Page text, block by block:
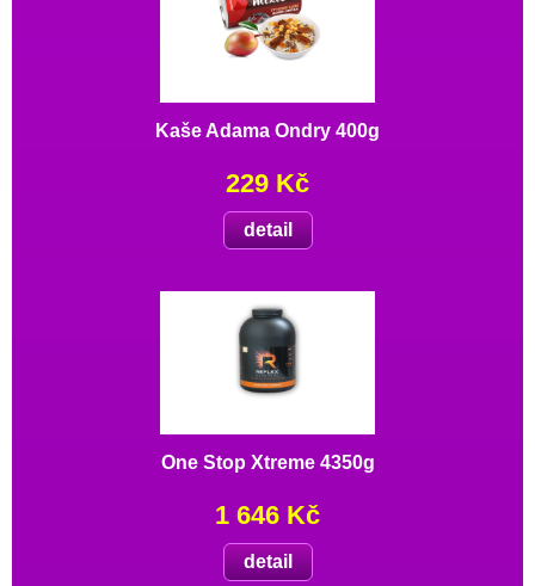
Kaše Adama Ondry 400g
229 Kč
detail
One Stop Xtreme 4350g
1 646 Kč
detail